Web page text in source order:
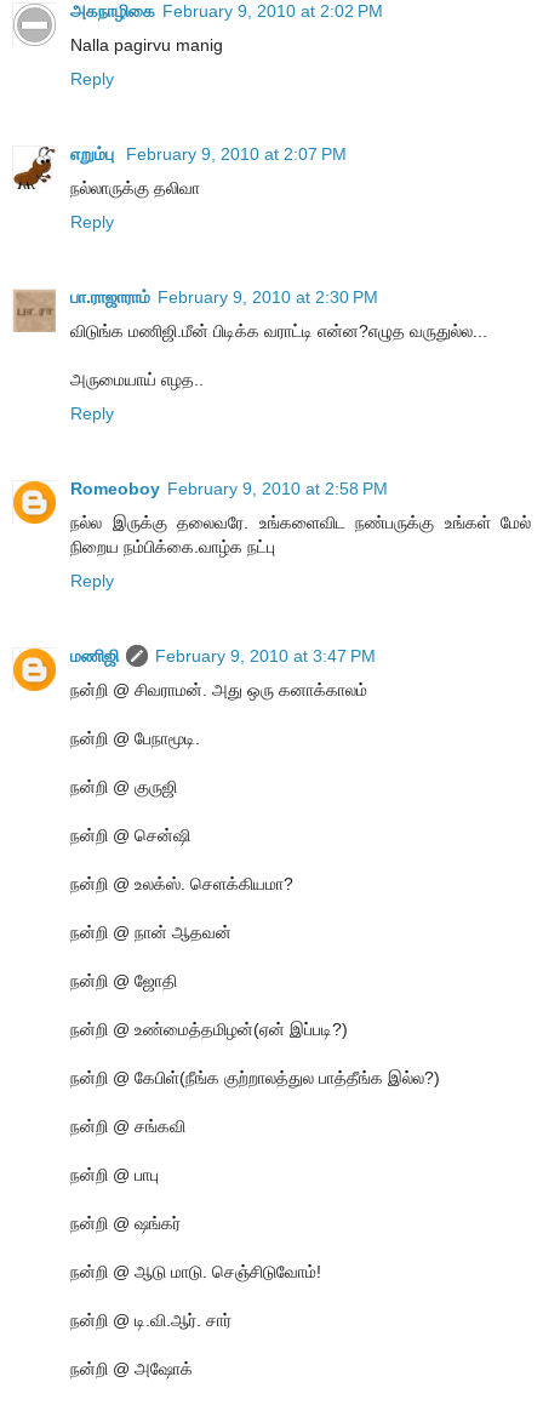
அகநாழிகை February 9, 2010 at 2:02 PM
Nalla pagirvu manig
Reply
எறும்பு
February 9, 2010 at 2:07 PM
நல்லாருக்கு தலிவா
Reply
பா.ராஜாராம் February 9, 2010 at 2:30 PM
விடுங்க மணிஜி.மீன் பிடிக்க வராட்டி என்ன?எழுத வருதுல்ல...
அருமையாய் எழத..
Reply
Romeoboy February 9, 2010 at 2:58 PM
நல்ல இருக்கு தலைவரே. உங்களைவிட நண்பருக்கு உங்கள் மேல்
நிறைய நம்பிக்கை.வாழ்க நட்பு
Reply
மணிஜி
February 9, 2010 at 3:47 PM
நன்றி @ சிவராமன். அது ஒரு கனாக்காலம்
நன்றி @ பேநாமூடி.
நன்றி @ குருஜி
நன்றி @ சென்ஷி
நன்றி @ உலக்ஸ். செளக்கியமா?
நன்றி @ நான் ஆதவன்
நன்றி @ ஜோதி
நன்றி @ உண்மைத்தமிழன்(ஏன் இப்படி?)
நன்றி @ கேபிள்(நீங்க குற்றாலத்துல பாத்தீங்க இல்ல?)
நன்றி @ சங்கவி
நன்றி @ பாபு
நன்றி @ ஷங்கர்
நன்றி @ ஆடு மாடு. செஞ்சிடுவோம்!
நன்றி @ டி.வி.ஆர். சார்
நன்றி @ அஷோக்